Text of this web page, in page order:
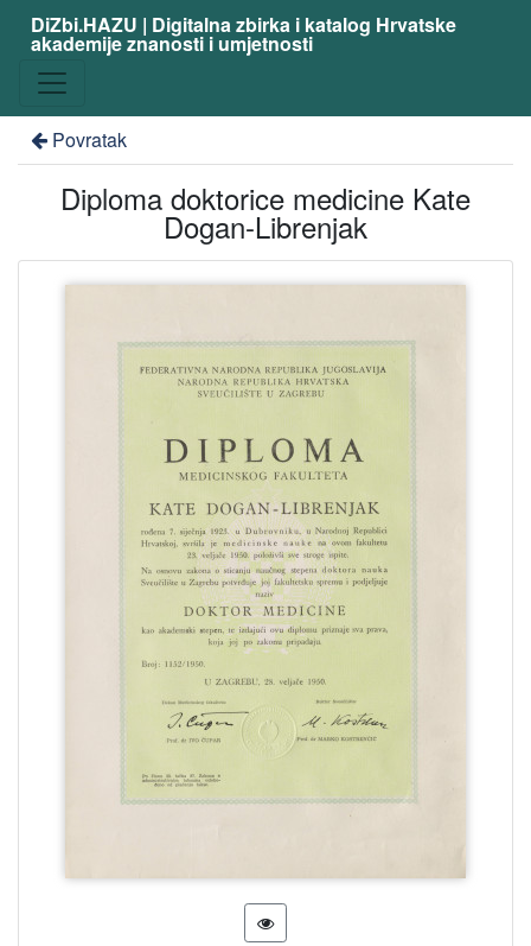
DiZbi.HAZU | Digitalna zbirka i katalog Hrvatske
akademije znanosti i umjetnosti
Povratak
Diploma doktorice medicine Kate
Dogan-Librenjak